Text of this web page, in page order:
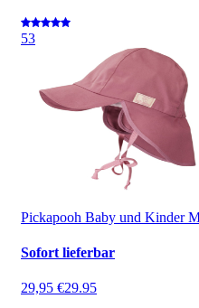
53
Pickapooh Baby und Kinder
Sofort lieferbar
29,95 €29.95